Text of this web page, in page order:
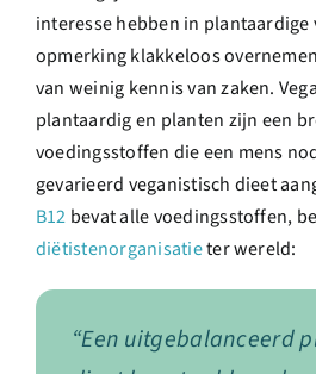
interesse hebben in plantaardige
opmerking klakkeloos
van weinig kennis van zaken.
plantaardig en planten zijn een
voedingsstoffen die een mens
gevarieerd veganistisch dieet
B12 bevat alle voedingsstoffen,
diëtistenorganisatieter wereld:
“Een uitgebalanceerd